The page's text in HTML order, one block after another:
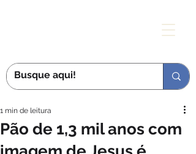
Pão de 1,3 mil anos com
1 min de leitura